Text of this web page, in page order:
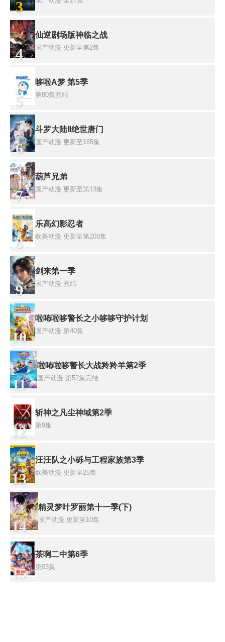
3
4
仙逆剧场版神临之战
国产动漫 更新至第2集
5
哆啦A梦 第5季
第80集完结
6
斗罗大陆Ⅱ绝世唐门
国产动漫 更新至165集
7
葫芦兄弟
国产动漫 更新至第13集
8
乐高幻影忍者
欧美动漫 更新至第208集
9
剑来第一季
国产动漫 完结
10
啦咘啦哆警长之小哆哆守护计划
国产动漫 第40集
11
啦咘啦哆警长大战羚羚羊第2季
国产动漫 第52集完结
12
斩神之凡尘神域第2季
第9集
13
汪汪队之小砾与工程家族第3季
欧美动漫 更新至25集
14
精灵梦叶罗丽第十一季(下)
国产动漫 更新至10集
15
茶啊二中第6季
第03集